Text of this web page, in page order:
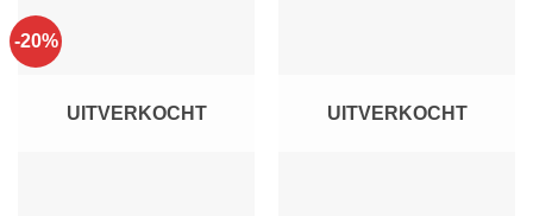
-20%
UITVERKOCHT UITVERKOCHT